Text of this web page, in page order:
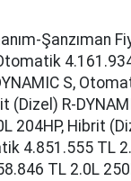
Şanzıman
S,
(Dizel) R-
204HP, Hibrit
4.851.555 TL
TL 2.0L